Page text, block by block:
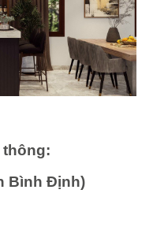
thông:
Bình Định)